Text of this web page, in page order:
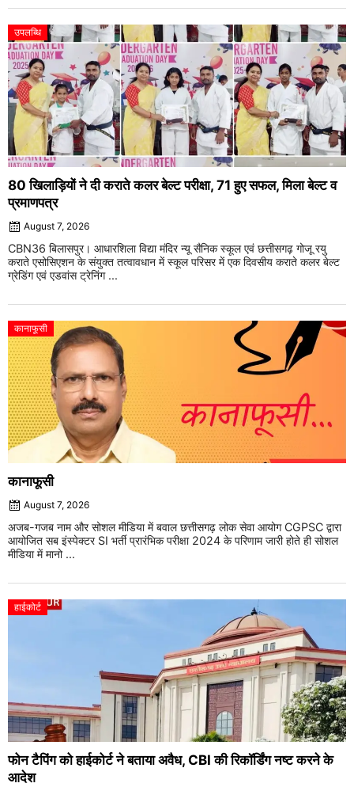
उपलब्धि
80 खिलाड़ियों ने दी कराते कलर बेल्ट परीक्षा, 71 हुए सफल, मिला बेल्ट व
प्रमाणपत्र
August 7, 2026
CBN36 बिलासपुर। आधारशिला विद्या मंदिर न्यू सैनिक स्कूल एवं छत्तीसगढ़ गोजू रयु
कराते एसोसिएशन के संयुक्त तत्वावधान में स्कूल परिसर में एक दिवसीय कराते कलर बेल्ट
ग्रेडिंग एवं एडवांस ट्रेनिंग ...
कानाफूसी
कानाफूसी
August 7, 2026
अजब-गजब नाम और सोशल मीडिया में बवाल छत्तीसगढ़ लोक सेवा आयोग CGPSC द्वारा
आयोजित सब इंस्पेक्टर SI भर्ती प्रारंभिक परीक्षा 2024 के परिणाम जारी होते ही सोशल
मीडिया में मानो ...
हाईकोर्ट
फोन टैपिंग को हाईकोर्ट ने बताया अवैध, CBI की रिकॉर्डिंग नष्ट करने के
आदेश